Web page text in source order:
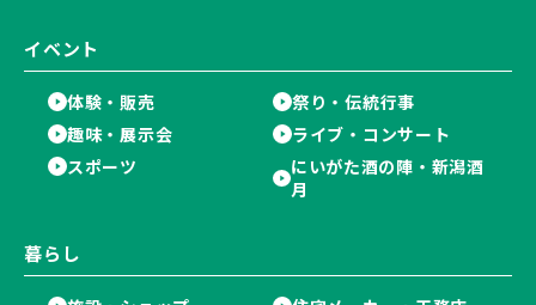
イベント
体験・販売
祭り・伝統行事
趣味・展示会
ライブ・コンサート
スポーツ
にいがた酒の陣・新潟酒
月
暮らし